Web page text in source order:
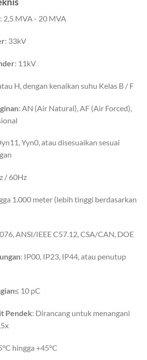
: 2,5 MVA - 20 MVA
: 33kV
: 11kV
H, dengan kenaikan suhu Kelas B / F
: AN (Air Natural), AF (Air Forced),
Yyn0, atau disesuaikan sesuai
/ 60Hz
1.000 meter (lebih tinggi berdasarkan
ANSI/IEEE C57.12, CSA/CAN, DOE
: IP00, IP23, IP44, atau penutup
≤ 10 pC
Pendek: Dirancang untuk menangani
hingga +45°C